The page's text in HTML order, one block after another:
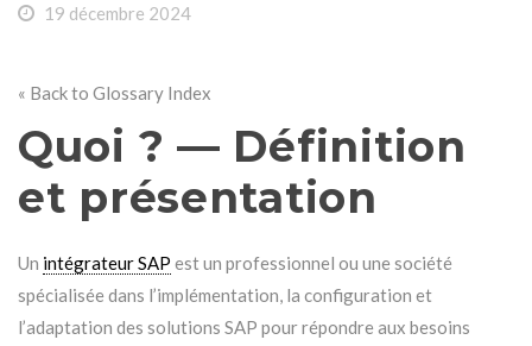
19 décembre 2024
« Back to Glossary Index
Quoi ? — Définition
et présentation
Un intégrateur SAP est un professionnel ou une société
spécialisée dans l’implémentation, la configuration et
l’adaptation des solutions SAP pour répondre aux besoins